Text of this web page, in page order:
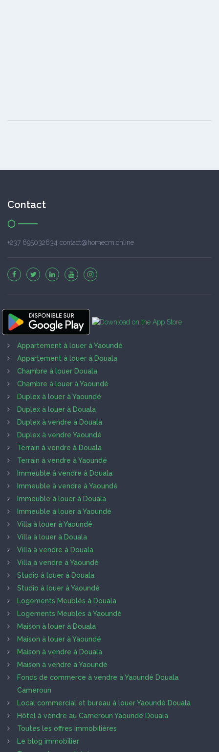
Contact
+237 695032634 contact@homecm.online
Appartement à louer à Yaoundé
Appartement à louer à Douala
Chambre à louer Douala
Chambre à louer à Yaoundé
Duplex à louer à Yaoundé
Duplex à louer à Douala
Duplex à vendre à Douala
Duplex à vendre Yaoundé
Terrain à vendre à Douala
Terrain à vendre à Yaoundé
Immeuble à vendre à Douala
Immeuble à vendre à Yaoundé
Immeuble à louer à Douala
Immeuble à louer à Yaoundé
Villa à louer à Yaoundé
Villa à louer à Douala
Villa à vendre à Douala
Villa à vendre à Yaoundé
Studio à louer à Douala
Studio à louer à Yaoundé
Logements Meublés à Douala
Logements Meublés à Yaoundé
Maison à louer à Douala
Maison à louer à Yaoundé
Maison à vendre à Douala
Maison à vendre à Yaoundé
Fonds de commerce à vendre à Yaoundé Douala
Cameroun
Local commercial et bureau à louer Yaoundé Douala
Hôtel à vendre au Cameroun Yaoundé Douala
Toutes les offres immobilières
Le blog immobilier